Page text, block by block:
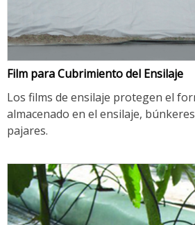
Film para Cubrimiento del Ensilaje
Los films de ensilaje protegen el
almacenado en el ensilaje,
pajares.